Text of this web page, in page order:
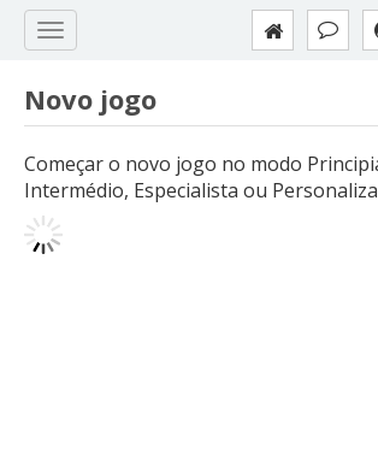
Novo jogo
Começar o novo jogo no modo
Intermédio, Especialista ou